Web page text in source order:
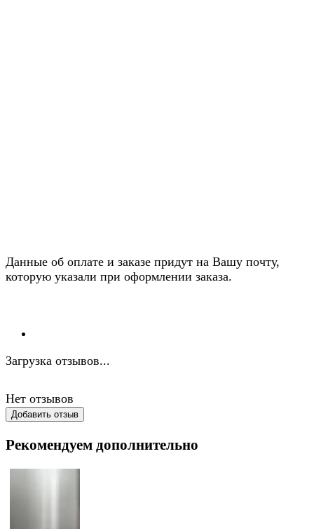
Данные об оплате и заказе придут на Вашу почту,
которую указали при оформлении заказа.
Загрузка отзывов...
Нет отзывов
Добавить отзыв
Рекомендуем дополнительно